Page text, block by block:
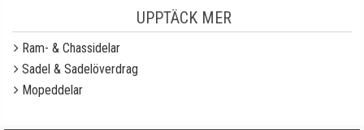
UPPTÄCK MER
Ram- & Chassidelar
Sadel & Sadelöverdrag
Mopeddelar